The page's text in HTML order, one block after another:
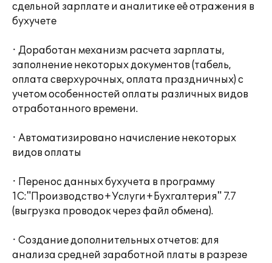
сдельной зарплате и аналитике её отражения в
бухучете
· Доработан механизм расчета зарплаты,
заполнение некоторых документов (табель,
оплата сверхурочных, оплата праздничных) с
учетом особенностей оплаты различных видов
отработанного времени.
· Автоматизировано начисление некоторых
видов оплаты
· Перенос данных бухучета в программу
1С:"Производство+Услуги+Бухгалтерия" 7.7
(выгрузка проводок через файл обмена).
· Создание дополнительных отчетов: для
анализа средней заработной платы в разрезе